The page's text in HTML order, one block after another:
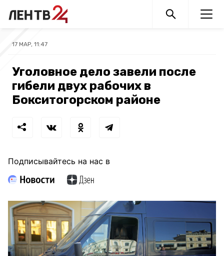
17 МАР, 11:47
Уголовное дело завели после
гибели двух рабочих в
Бокситогорском районе
Подписывайтесь на нас в